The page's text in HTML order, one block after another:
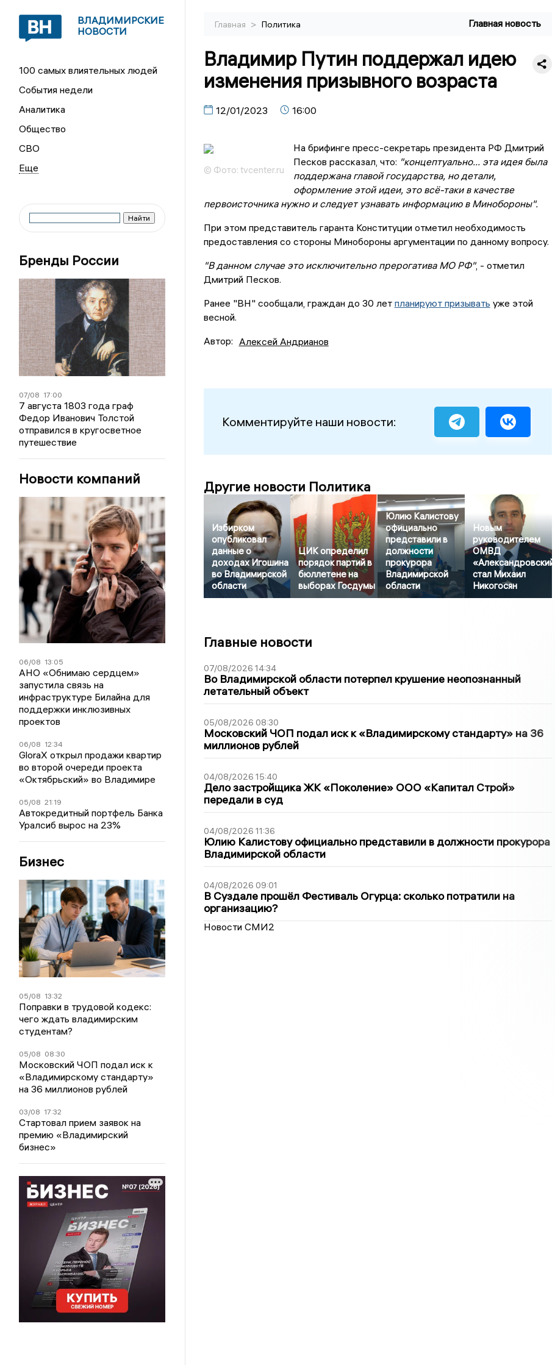
ВЛАДИМИРСКИЕ
НОВОСТИ
100 самых влиятельных людей
События недели
Аналитика
Общество
СВО
Бренды России
07/08 17:00
7 августа 1803 года граф
Федор Иванович Толстой
отправился в кругосветное
путешествие
Новости компаний
06/08 13:05
АНО «Обнимаю сердцем»
запустила связь на
инфраструктуре Билайна для
поддержки инклюзивных
проектов
06/08 12:34
GloraX открыл продажи квартир
во второй очереди проекта
«Октябрьский» во Владимире
05/08 21:19
Автокредитный портфель Банка
Уралсиб вырос на 23%
Бизнес
05/08 13:32
Поправки в трудовой кодекс:
чего ждать владимирским
студентам?
05/08 08:30
Московский ЧОП подал иск к
«Владимирскому стандарту»
на 36 миллионов рублей
03/08 17:32
Стартовал прием заявок на
премию «Владимирский
бизнес»
Главная > Политика Главная новость
Владимир Путин поддержал идею
изменения призывного возраста
12/01/2023 16:00
© Фото: tvcenter.ru
На брифинге пресс-секретарь президента РФ Дмитрий
Песков рассказал, что: "концептуально... эта идея была
поддержана главой государства, но детали,
оформление этой идеи, это всё-таки в качестве
первоисточника нужно и следует узнавать информацию в Минобороны".
При этом представитель гаранта Конституции отметил необходимость
предоставления со стороны Минобороны аргументации по данному вопросу.
"В данном случае это исключительно прерогатива МО РФ", - отметил
Дмитрий Песков.
Ранее "ВН" сообщали, граждан до 30 лет планируют призывать уже этой
весной.
Автор: Алексей Андрианов
Комментируйте наши новости:
Другие новости Политика
Избирком
опубликовал
данные о
доходах Игошина
во Владимирской
области
ЦИК определил
порядок партий в
бюллетене на
выборах Госдумы
Юлию Калистову
официально
представили в
должности
прокурора
Владимирской
области
Новым
руководителем
ОМВД
«Александровский»
стал Михаил
Никогосян
Главные новости
07/08/2026 14:34
Во Владимирской области потерпел крушение неопознанный
летательный объект
05/08/2026 08:30
Московский ЧОП подал иск к «Владимирскому стандарту» на 36
миллионов рублей
04/08/2026 15:40
Дело застройщика ЖК «Поколение» ООО «Капитал Строй»
передали в суд
04/08/2026 11:36
Юлию Калистову официально представили в должности прокурора
Владимирской области
04/08/2026 09:01
В Суздале прошёл Фестиваль Огурца: сколько потратили на
организацию?
Новости СМИ2